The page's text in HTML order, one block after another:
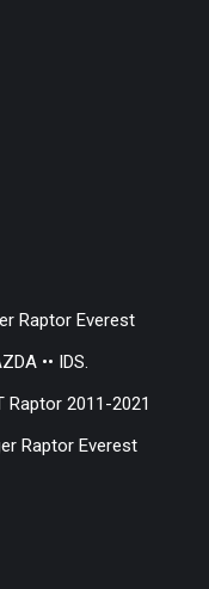
Raptor Everest
•• IDS.
Raptor 2011-2021
Raptor Everest